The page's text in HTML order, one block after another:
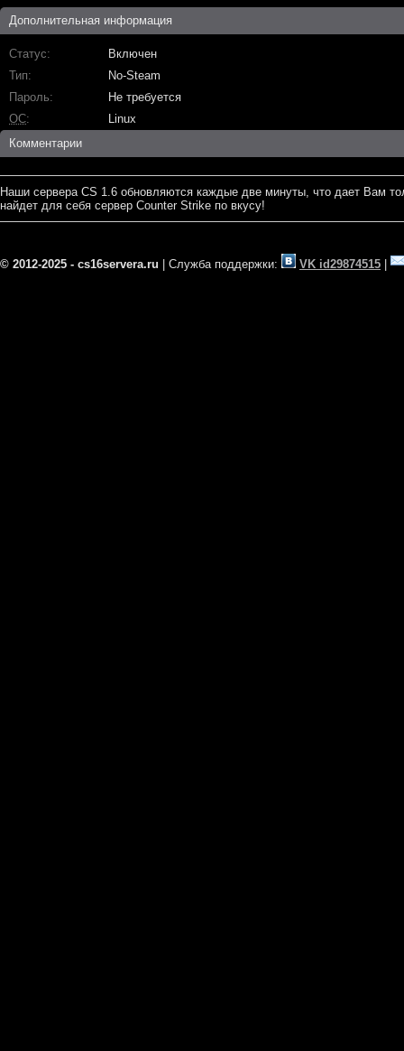
Дополнительная информация
Статус
Включен
Тип
No-Steam
Пароль
Не требуется
ОС
Linux
Комментарии
Наши сервера CS 1.6 обновляются каждые две минуты, что дает Вам
найдет для себя сервер Counter Strike по вкусу!
© 2012-2025 - cs16servera.ru | Служба поддержки: VK id29874515